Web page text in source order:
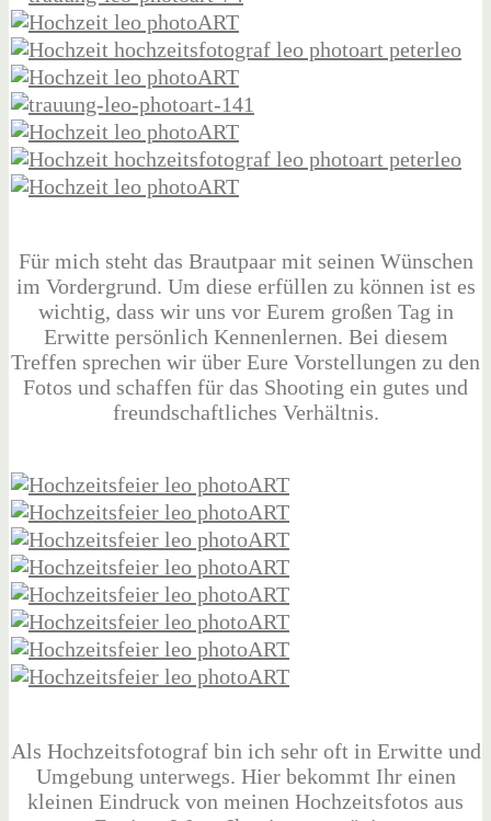
Für mich steht das Brautpaar mit seinen Wünschen
im Vordergrund. Um diese erfüllen zu können ist es
wichtig, dass wir uns vor Eurem großen Tag in
Erwitte persönlich Kennenlernen. Bei diesem
Treffen sprechen wir über Eure Vorstellungen zu den
Fotos und schaffen für das Shooting ein gutes und
freundschaftliches Verhältnis.
Als Hochzeitsfotograf bin ich sehr oft in Erwitte und
Umgebung unterwegs. Hier bekommt Ihr einen
kleinen Eindruck von meinen Hochzeitsfotos aus